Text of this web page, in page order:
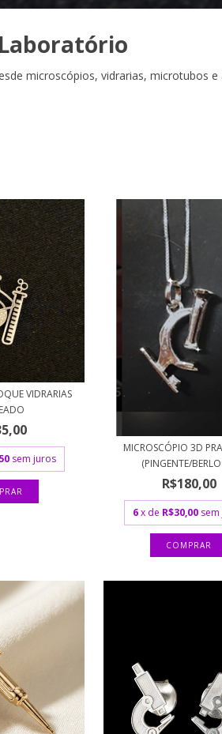
microscópios, vidrarias, microtubos
VIDRARIAS
sem juros
MICROSCÓPIO 3D
(PINGENTE/
R$180,00
6x de R$30,00